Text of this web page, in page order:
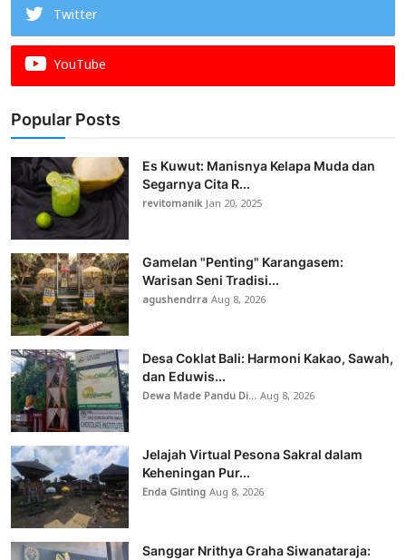
Twitter
YouTube
Popular Posts
Es Kuwut: Manisnya Kelapa Muda dan
Segarnya Cita R...
revitomanikJan 20, 2025
Gamelan "Penting" Karangasem:
Warisan Seni Tradisi...
agushendrraAug 8, 2026
Desa Coklat Bali: Harmoni Kakao, Sawah,
dan Eduwis...
Dewa Made Pandu Di...Aug 8, 2026
Jelajah Virtual Pesona Sakral dalam
Keheningan Pur...
Enda GintingAug 8, 2026
Sanggar Nrithya Graha Siwanataraja: